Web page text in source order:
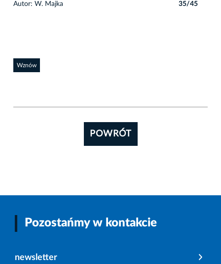
Autor: W. Majka 35/45
Wznów
POWRÓT
Pozostańmy w kontakcie
newsletter